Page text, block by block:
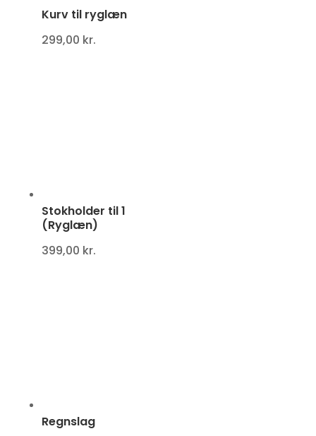
Kurv til ryglæn
299,00 kr.
Stokholder til 1
(Ryglæn)
399,00 kr.
Regnslag